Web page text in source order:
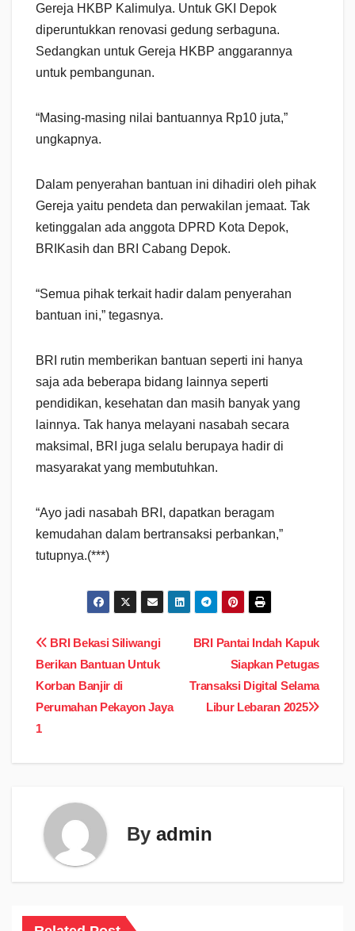
Gereja HKBP Kalimulya. Untuk GKI Depok
diperuntukkan renovasi gedung serbaguna.
Sedangkan untuk Gereja HKBP anggarannya
untuk pembangunan.
“Masing-masing nilai bantuannya Rp10 juta,”
ungkapnya.
Dalam penyerahan bantuan ini dihadiri oleh pihak
Gereja yaitu pendeta dan perwakilan jemaat. Tak
ketinggalan ada anggota DPRD Kota Depok,
BRIKasih dan BRI Cabang Depok.
“Semua pihak terkait hadir dalam penyerahan
bantuan ini,” tegasnya.
BRI rutin memberikan bantuan seperti ini hanya
saja ada beberapa bidang lainnya seperti
pendidikan, kesehatan dan masih banyak yang
lainnya. Tak hanya melayani nasabah secara
maksimal, BRI juga selalu berupaya hadir di
masyarakat yang membutuhkan.
“Ayo jadi nasabah BRI, dapatkan beragam
kemudahan dalam bertransaksi perbankan,”
tutupnya.(***)
Navigasi
pos
BRI Pantai Indah Kapuk
Siapkan Petugas
Transaksi Digital Selama
Libur Lebaran 2025
BRI Bekasi Siliwangi
Berikan Bantuan Untuk
Korban Banjir di
Perumahan Pekayon Jaya
1
By admin